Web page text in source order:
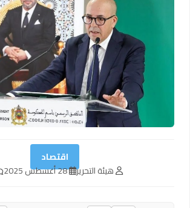
اقتصاد
هيئة التحرير 28 أغسطس 2025